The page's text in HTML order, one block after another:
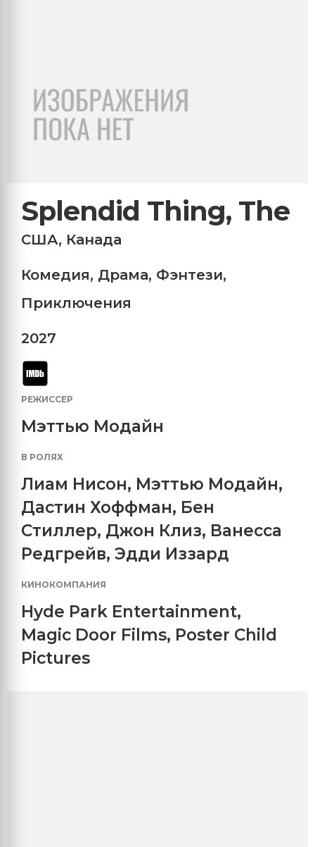
Splendid Thing, The
США, Канада
Комедия, Драма, Фэнтези,
Приключения
2027
РЕЖИССЕР
Мэттью Модайн
В РОЛЯХ
Лиам Нисон, Мэттью Модайн,
Дастин Хоффман, Бен
Стиллер, Джон Клиз, Ванесса
Редгрейв, Эдди Иззард
КИНОКОМПАНИЯ
Hyde Park Entertainment,
Magic Door Films, Poster Child
Pictures